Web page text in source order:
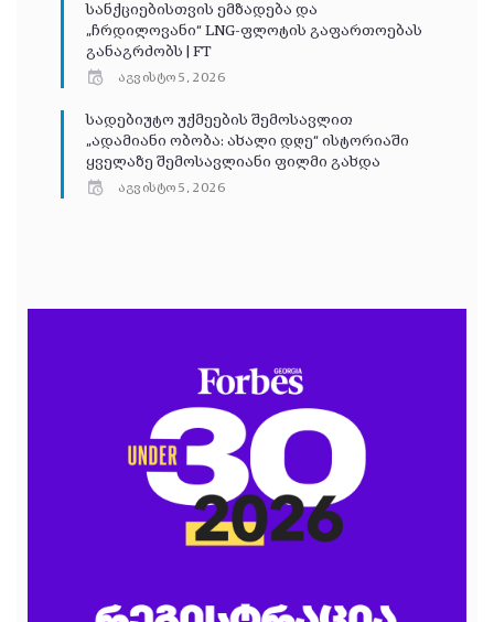
სანქციებისთვის ემზადება და
„ჩრდილოვანი“ LNG-ფლოტის გაფართოებას
განაგრძობს | FT
აგვისტო 5, 2026
სადებიუტო უქმეების შემოსავლით
„ადამიანი ობობა: ახალი დღე“ ისტორიაში
ყველაზე შემოსავლიანი ფილმი გახდა
აგვისტო 5, 2026